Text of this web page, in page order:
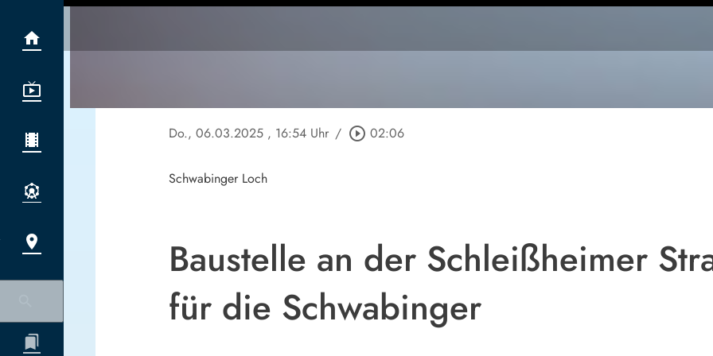
Do., 06.03.2025 , 16:54 Uhr / play_circle_outline 02:06
Schwabinger Loch
Baustelle an der Schleißheimer
für die Schwabinger